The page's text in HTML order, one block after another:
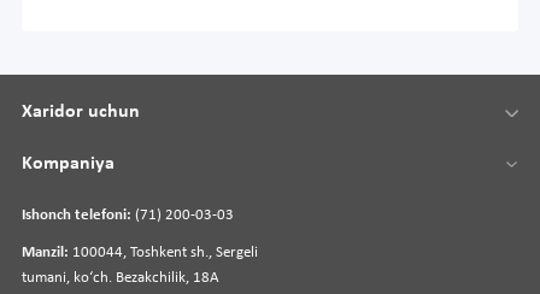
Ishonch telefoni: (71) 200-03-03
Manzil: 100044, Toshkent sh., Sergeli
tumani, koʻch. Bezakchilik, 18A
Xaridor uchun
Kompaniya